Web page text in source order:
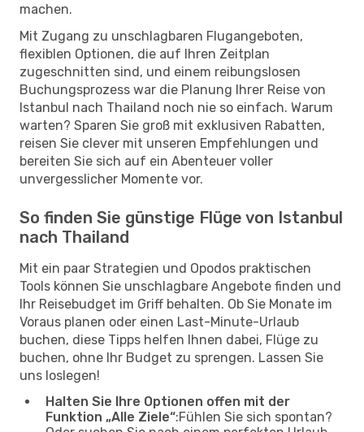
machen.
Mit Zugang zu unschlagbaren Flugangeboten,
flexiblen Optionen, die auf Ihren Zeitplan
zugeschnitten sind, und einem reibungslosen
Buchungsprozess war die Planung Ihrer Reise von
Istanbul nach Thailand noch nie so einfach. Warum
warten? Sparen Sie groß mit exklusiven Rabatten,
reisen Sie clever mit unseren Empfehlungen und
bereiten Sie sich auf ein Abenteuer voller
unvergesslicher Momente vor.
So finden Sie günstige Flüge von Istanbul
nach Thailand
Mit ein paar Strategien und Opodos praktischen
Tools können Sie unschlagbare Angebote finden und
Ihr Reisebudget im Griff behalten. Ob Sie Monate im
Voraus planen oder einen Last-Minute-Urlaub
buchen, diese Tipps helfen Ihnen dabei, Flüge zu
buchen, ohne Ihr Budget zu sprengen. Lassen Sie
uns loslegen!
Halten Sie Ihre Optionen offen mit der
Funktion „Alle Ziele“:Fühlen Sie sich spontan?